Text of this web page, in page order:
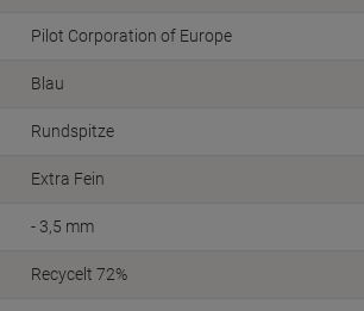
Pilot Corporation of Europe
Blau
Rundspitze
Extra Fein
- 3,5 mm
Recycelt 72%